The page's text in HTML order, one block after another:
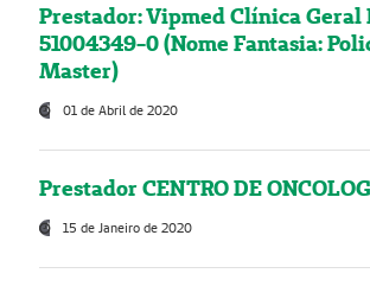
Prestador: Vipmed Clínica Geral
51004349-0 (Nome Fantasia:
Master)
01 de Abril de 2020
Prestador CENTRO DE
15 de Janeiro de 2020